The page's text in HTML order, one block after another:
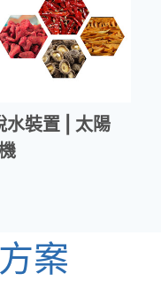
水裝置 | 太陽
案